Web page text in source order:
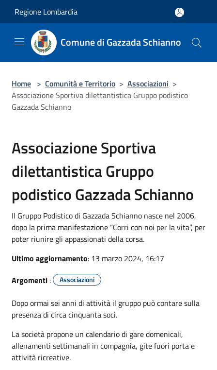
Regione Lombardia
Comune di Gazzada Schianno
Home > Comunità e Territorio > Associazioni >
Associazione Sportiva dilettantistica Gruppo podistico
Gazzada Schianno
Associazione Sportiva
dilettantistica Gruppo
podistico Gazzada Schianno
Il Gruppo Podistico di Gazzada Schianno nasce nel 2006,
dopo la prima manifestazione “Corri con noi per la vita”, per
poter riunire gli appassionati della corsa.
Ultimo aggiornamento: 13 marzo 2024, 16:17
Argomenti : Associazioni
Dopo ormai sei anni di attività il gruppo può contare sulla
presenza di circa cinquanta soci.
La società propone un calendario di gare domenicali,
allenamenti settimanali in compagnia, gite fuori porta e
attività ricreative.